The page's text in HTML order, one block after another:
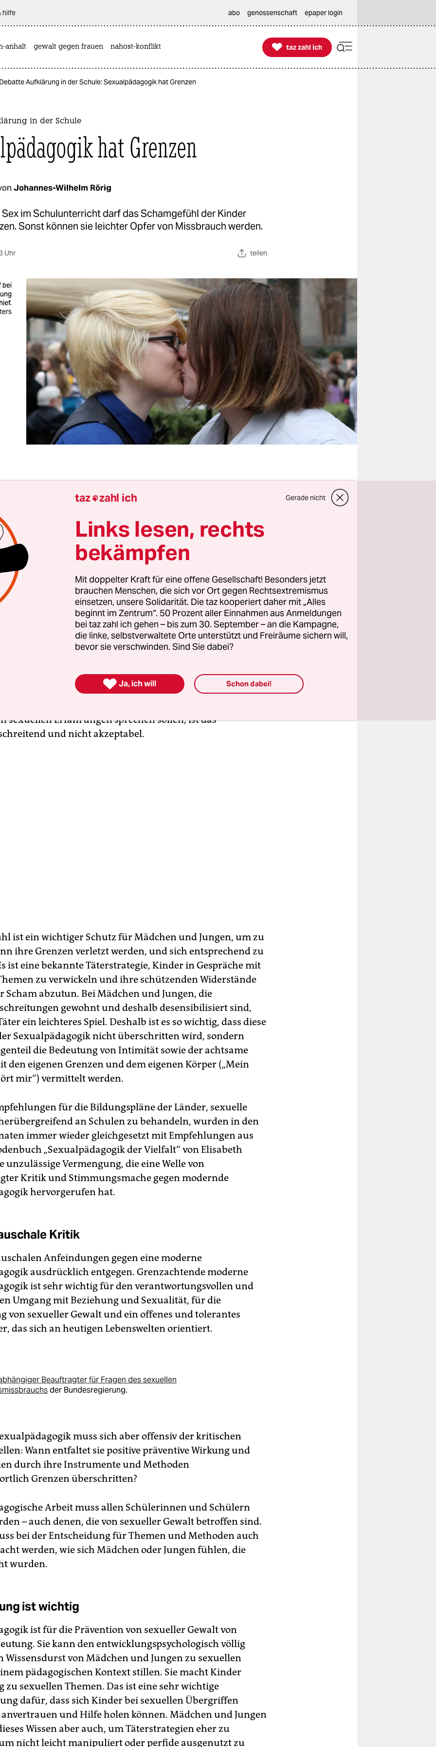
hilfe abo genossenschaft epaper login
anhalt gewalt gegen frauen nahost-konflikt 
taz zahl ich
taz zahl ich
Debatte Aufklärung in der Schule: Sexualpädagogik hat Grenzen
in der Schule
hat Grenzen
Johannes-Wilhelm Rörig
Sex im Schulunterricht darf das Schamgefühl der Kinder
Sonst können sie leichter Opfer von Missbrauch werden.
Uhr teilen
bei
und Jugendliche brauchen dringend Orientierung im
der sexuellen Botschaften und des heute jederzeit
sexuellen Bildmaterials. Deshalb ist es auch
Sexualpädagogik, Eindrücke zu sortieren,
richtigzustellen und zu vermitteln, dass
zur Sexualität Erwachsener gehören
gehören können. Sexualpädagogik darf der
nicht noch mehr Details hinzufügen und die Sexualität
muss besonders sensibel mit den Grenzen von
Scham von Schülerinnen und Schülern umgehen.
setzt meine Kritik an dem vonElisabeth Tuider durch ihr
der Vielfalt“ zur Diskussiongestellten Ansatz
sexuellen Erfahrungen sprechen sollen, ist das
und nicht akzeptabel.
ist ein wichtiger Schutz für Mädchen und Jungen, um zu
ihre Grenzen verletzt werden, und sich entsprechend zu
ist eine bekannte Täterstrategie, Kinder in Gespräche mit
zu verwickeln und ihre schützenden Widerstände
Scham abzutun. Bei Mädchen und Jungen, die
gewohnt und deshalb desensibilisiert sind,
ein leichteres Spiel. Deshalb ist es so wichtig, dass diese
Sexualpädagogik nicht überschritten wird, sondern
die Bedeutung von Intimität sowie der achtsame
den eigenen Grenzen und dem eigenen Körper („Mein
mir“) vermittelt werden.
für die Bildungspläne der Länder, sexuelle
an Schulen zu behandeln, wurden in den
immer wieder gleichgesetzt mit Empfehlungen aus
„Sexualpädagogik der Vielfalt“ von Elisabeth
unzulässige Vermengung, die eine Welle von
Kritik und Stimmungsmache gegen modernde
hervorgerufen hat.
Kritik
Anfeindungen gegen eine moderne
ausdrücklich entgegen. Grenzachtende moderne
ist sehr wichtig für den verantwortungsvollen und
Umgang mit Beziehung und Sexualität, für die
von sexueller Gewalt und ein offenes und tolerantes
das sich an heutigen Lebenswelten orientiert.
Beauftragter für Fragen des sexuellen
der Bundesregierung.
muss sich aber offensiv der kritischen
Wann entfaltet sie positive präventive Wirkung und
durch ihre Instrumente und Methoden
Grenzen überschritten?
Arbeit muss allen Schülerinnen und Schülern
– auch denen, die von sexueller Gewalt betroffen sind.
bei der Entscheidung für Themen und Methoden auch
werden, wie sich Mädchen oder Jungen fühlen, die
wurden.
ist wichtig
ist für die Prävention von sexueller Gewalt von
Sie kann den entwicklungspsychologisch völlig
Wissensdurst von Mädchen und Jungen zu sexuellen
pädagogischen Kontext stillen. Sie macht Kinder
zu sexuellen Themen. Das ist eine sehr wichtige
dafür, dass sich Kinder bei sexuellen Übergriffen
und Hilfe holen können. Mädchen und Jungen
Wissen aber auch, um Täterstrategien eher zu
nicht leicht manipuliert oder perfide ausgenutzt zu
taz zahl ich Gerade nicht
Links lesen, rechts
bekämpfen
Mit doppelter Kraft für eine offene Gesellschaft! Besonders jetzt
brauchen Menschen, die sich vor Ort gegen Rechtsextremismus
einsetzen, unsere Solidarität. Die taz kooperiert daher mit „Alles
beginnt im Zentrum“. 50 Prozent aller Einnahmen aus Anmeldungen
bei taz zahl ich gehen – bis zum 30. September – an die Kampagne,
die linke, selbstverwaltete Orte unterstützt und Freiräume sichern will,
bevor sie verschwinden. Sind Sie dabei?
 Ja, ich will Schon dabei!